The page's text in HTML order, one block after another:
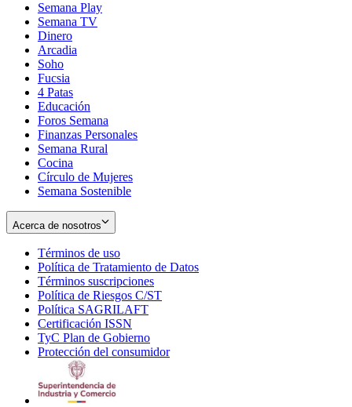
Semana Play
Semana TV
Dinero
Arcadia
Soho
in
new
window
Fucsia
in
new
window
4 Patas
Educación
Foros Semana
Finanzas Personales
Semana Rural
Cocina
Círculo de Mujeres
Semana Sostenible
Acerca de nosotros
Términos de uso
in
new
window
Política de Tratamiento de Datos
Términos suscripciones
in
Política de Riesgos C/ST
Política SAGRILAFT
new
window
Certificación ISSN
in
new
TyC Plan de Gobierno
in
Protección del consumidorOpens